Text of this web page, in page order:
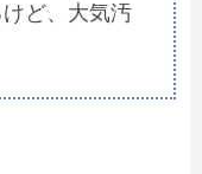
ど、大気汚